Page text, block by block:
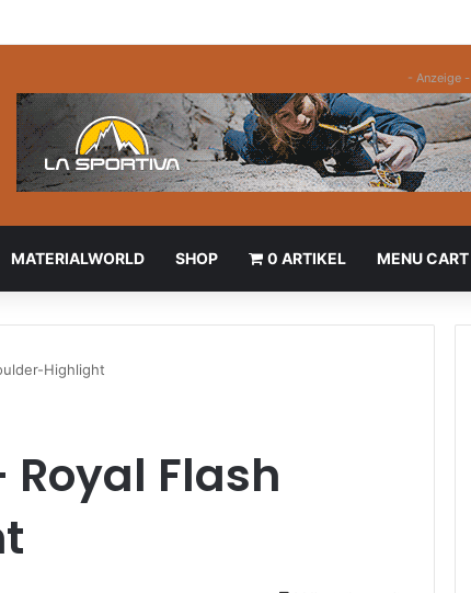
- Anzeige -
MATERIALWORLD SHOP 0 ARTIKEL MENU CART
Highlight
Flash